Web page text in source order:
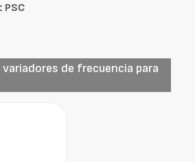
de frecuencia para